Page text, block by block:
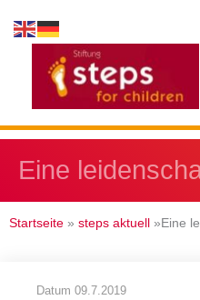
Inhalt
springen
Eine
Startseite » steps aktuell »Eine
Datum 09.7.2019